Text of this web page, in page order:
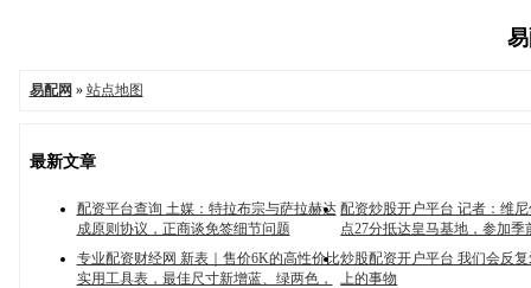
易配网 » 站点地图
最新文章
配资平台查询 土媒：特拉布宗与萨拉赫达
成原则协议，正商谈免签细节问题
配资炒股开户平台 记者：维
点27分抵达皇马基地，参加季
专业配资财经网 新表｜售价6K的高性价比
实用工具表，最佳尺寸新增蓝、绿两色，
炒股配资开户平台 我们会反
上的事物